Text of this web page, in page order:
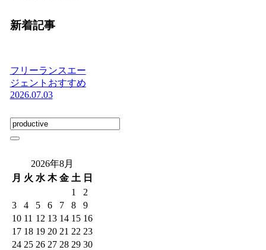
新着記事
フリーランスエー
ジェントおすすめ
2026.07.03
2026年8月
月 火 水 木 金 土 日
1
2
3
4 5 6 7 8
9
10 11 12 13 14 15 16
17 18 19 20 21 22 23
24 25 26 27 28 29 30